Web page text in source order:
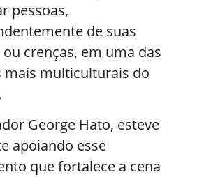
pessoas,
de suas
crenças, em uma das
mais multiculturais do
George Hato, esteve
apoiando esse
que fortalece a cena